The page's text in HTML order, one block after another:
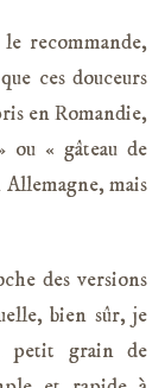
recommande,
ces douceurs
en Romandie,
ou « gâteau de
mais
des versions
bien sûr, je
petit grain de